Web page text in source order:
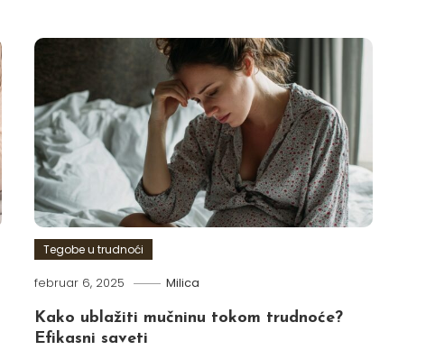
Tegobe u trudnoći
februar 6, 2025 Milica
Kako ublažiti mučninu tokom trudnoće?
Efikasni saveti